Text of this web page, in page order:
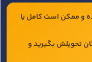
و ممکن است کامل یا
تحویلش بگیرید و